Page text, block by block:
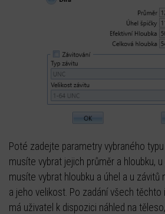
Poté zadejte parametry vybraného typu
musíte vybrat jejich průměr a hloubku,
musíte vybrat hloubku a úhel a u závitů
a jeho velikost. Po zadání všech
má uživatel k dispozici náhled na